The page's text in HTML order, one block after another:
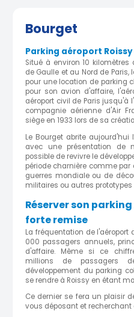
Bourget
Parking aéroport
Situé à environ 10 kilomètres
de Gaulle et au Nord de
pour une location de parking
pour son avion d'affaire,
aéroport civil de Paris jusqu'à
compagnie aérienne d'Air
siège en 1933 lors de sa
Le Bourget abrite aujourd'hui
avec une présentation de
possible de revivre le
période charnière comme
guerres mondiale ou de
militaires ou autres
Réserver son
forte remise
La fréquentation de l'aéroport
000 passagers annuels,
d'affaire. Même si ce
millions de passagers
développement du parking
se rendre à Roissy en étant
Ce dernier se fera un plaisir
vous déposant et recherchant